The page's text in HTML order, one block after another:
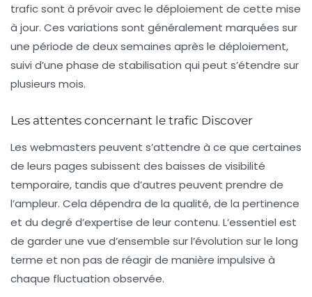
trafic sont à prévoir avec le déploiement de cette mise
à jour. Ces variations sont généralement marquées sur
une période de deux semaines après le déploiement,
suivi d’une phase de stabilisation qui peut s’étendre sur
plusieurs mois.
Les attentes concernant le trafic Discover
Les webmasters peuvent s’attendre à ce que certaines
de leurs pages subissent des baisses de visibilité
temporaire, tandis que d’autres peuvent prendre de
l’ampleur. Cela dépendra de la qualité, de la pertinence
et du degré d’expertise de leur contenu. L’essentiel est
de garder une vue d’ensemble sur l’évolution sur le long
terme et non pas de réagir de manière impulsive à
chaque fluctuation observée.